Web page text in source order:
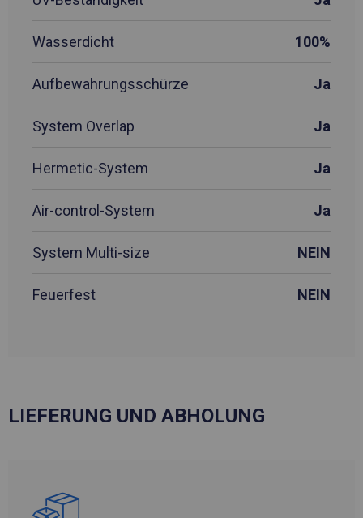
Wasserdicht 100%
Aufbewahrungsschürze Ja
System Overlap Ja
Hermetic-System Ja
Air-control-System Ja
System Multi-size NEIN
Feuerfest NEIN
LIEFERUNG UND ABHOLUNG